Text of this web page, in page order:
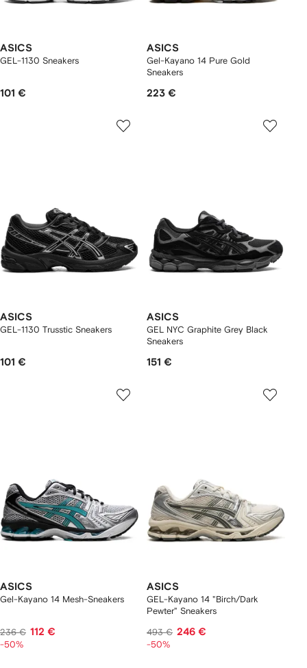
ASICS
GEL-1130 Sneakers
101 €
ASICS
Gel-Kayano 14 Pure Gold
Sneakers
223 €
ASICS
GEL-1130 Trusstic Sneakers
101 €
ASICS
GEL NYC Graphite Grey Black
Sneakers
151 €
ASICS
Gel-Kayano 14 Mesh-Sneakers
236 € 112 €
-50%
ASICS
GEL-Kayano 14 "Birch/Dark
Pewter" Sneakers
493 € 246 €
-50%